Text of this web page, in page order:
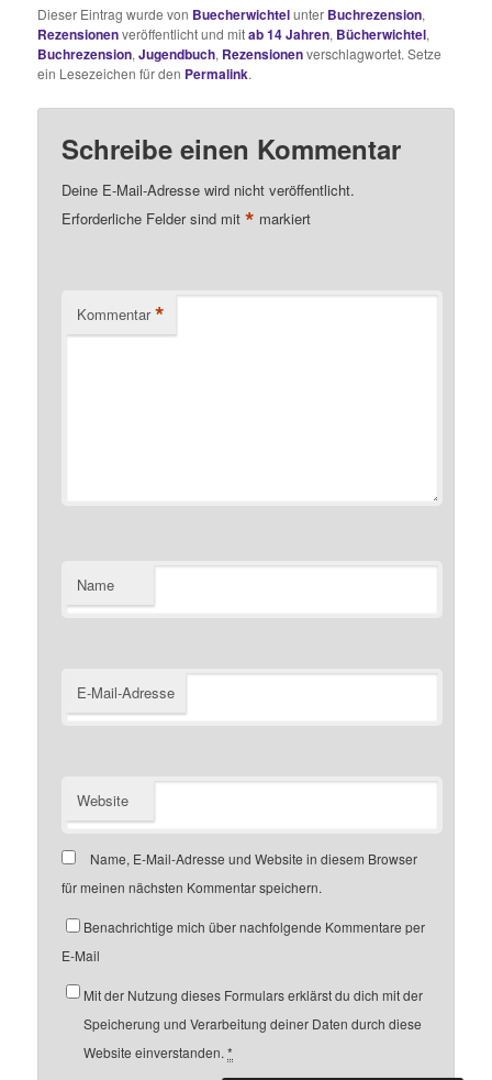
Dieser Eintrag wurde von Buecherwichtelunter Buchrezension,
Rezensionenveröffentlicht und mitab 14 Jahren, Bücherwichtel,
Buchrezension,Jugendbuch, Rezensionenverschlagwortet. Setze
ein Lesezeichen für den Permalink.
Schreibe einen Kommentar
Deine E-Mail-Adresse wird nicht veröffentlicht.
Erforderliche Felder sind mit* markiert
Kommentar *
Name
E-Mail-Adresse
Website
Name, E-Mail-Adresse und Website in diesem Browser
für meinen nächsten Kommentar speichern.
Benachrichtige mich über nachfolgende Kommentare per
E-Mail
Mit der Nutzung dieses Formulars erklärst du dich mit der
Speicherung und Verarbeitung deiner Daten durch diese
Website einverstanden.*